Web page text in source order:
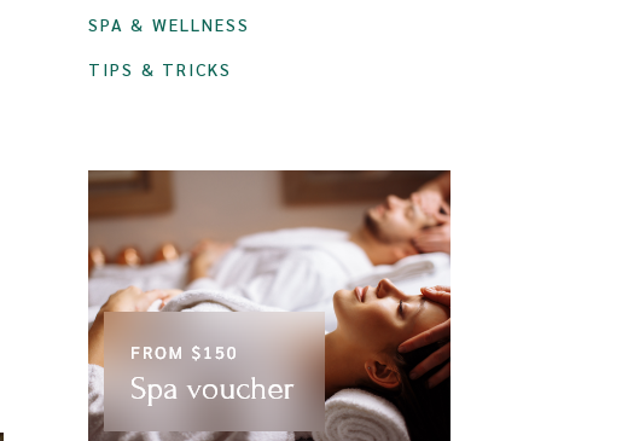
SPA & WELLNESS
TIPS & TRICKS